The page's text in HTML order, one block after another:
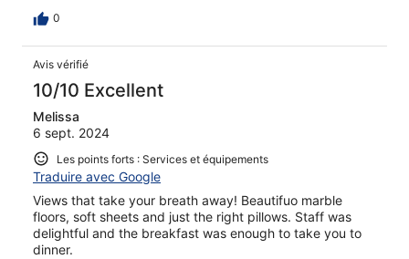
0
Avis vérifié
10/10 Excellent
Melissa
6 sept. 2024
Les points forts : Services et équipements
Traduire avec Google
Views that take your breath away! Beautifuo marble
floors, soft sheets and just the right pillows. Staff was
delightful and the breakfast was enough to take you to
dinner.